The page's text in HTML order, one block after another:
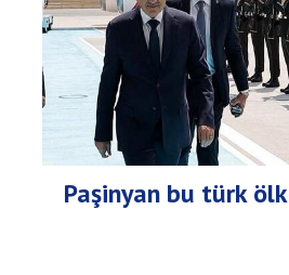
Paşinyan bu türk